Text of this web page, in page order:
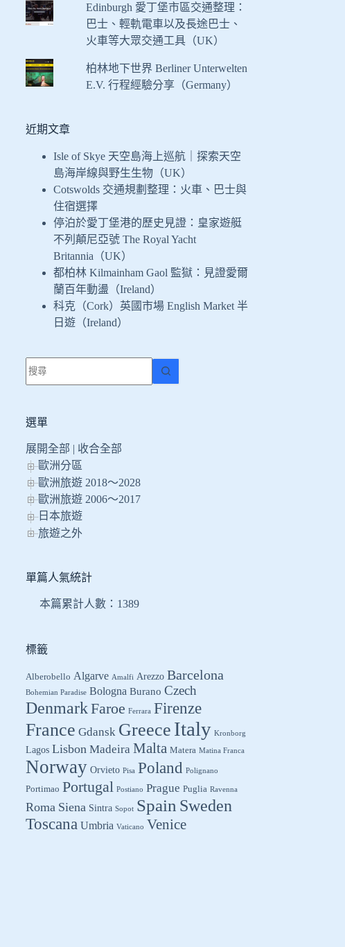
Edinburgh 愛丁堡市區交通整理：
巴士、輕軌電車以及長途巴士、
火車等大眾交通工具（UK）
柏林地下世界 Berliner Unterwelten
E.V. 行程經驗分享（Germany）
近期文章
Isle of Skye 天空島海上巡航｜探索天空
島海岸線與野生生物（UK）
Cotswolds 交通規劃整理：火車、巴士與
住宿選擇
停泊於愛丁堡港的歷史見證：皇家遊艇
不列顛尼亞號 The Royal Yacht
Britannia（UK）
都柏林 Kilmainham Gaol 監獄：見證愛爾
蘭百年動盪（Ireland）
科克（Cork）英國市場 English Market 半
日遊（Ireland）
找
不
符
條
件
的
結
果
選單
展開全部 | 收合全部
歐洲分區
歐洲旅遊 2018～2028
歐洲旅遊 2006～2017
日本旅遊
旅遊之外
單篇人氣統計
本篇累計人數： 1389
標籤
Alberobello Algarve Amalfi Arezzo Barcelona
Bohemian Paradise Bologna Burano Czech
DenmarkFaroe Ferrara Firenze
France Gdansk Greece Italy Kronborg
Lagos Lisbon Madeira Malta Matera Matina Franca
Norway Orvieto Pisa Poland Polignano
Portimao Portugal Postiano Prague Puglia Ravenna
Roma Siena Sintra Sopot Spain Sweden
Toscana Umbria Vaticano Venice